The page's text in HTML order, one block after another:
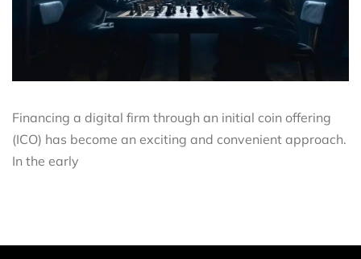
Financing a digital firm through an initial coin offering
(ICO) has become an exciting and convenient approach.
In the early